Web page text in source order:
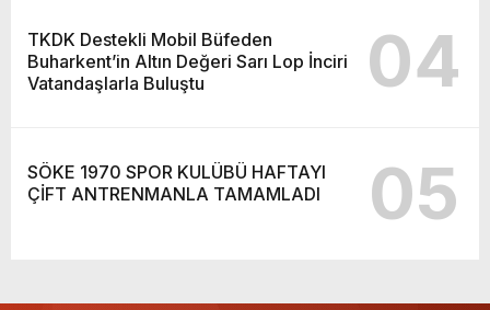
TKDK Destekli Mobil Büfeden
Buharkent’in Altın Değeri Sarı Lop İnciri
Vatandaşlarla Buluştu
04
SÖKE 1970 SPOR KULÜBÜ HAFTAYI
ÇİFT ANTRENMANLA TAMAMLADI
05